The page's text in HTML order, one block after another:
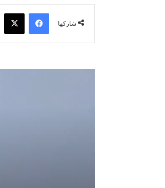
شاركها
فيسبوك ‫X